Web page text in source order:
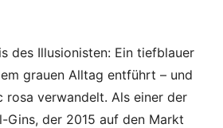
des Illusionisten: Ein tiefblauer
grauen Alltag entführt – und
rosa verwandelt. Als einer der
Gins, der 2015 auf den Markt